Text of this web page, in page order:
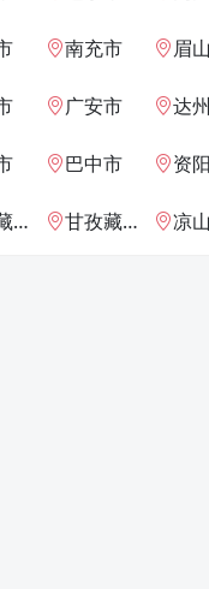
南充市 眉
广安市 达
巴中市 资
州 甘孜藏族自治州 凉山彝